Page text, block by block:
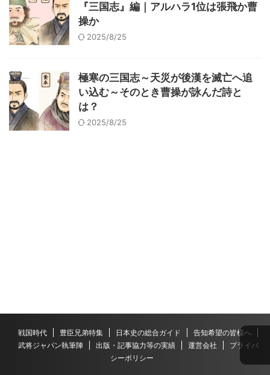
『三国志』編｜アルハラ1位は張飛か曹
操か
2025/8/25
極寒の三国志～天災が後漢を滅亡へ追
い込む～そのとき曹操が詠んだ詩と
は？
2025/8/25
戦国時代 豊臣兄弟特集 日本史の総合ガイド
告知希望の皆様へ
武将ジャパン執筆陣
出版・記事協力等の実績 運営会社
プライバ
シーポリシー